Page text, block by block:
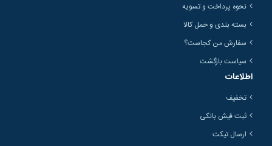
نحوه پرداخت و تسویه
بسته بندی و حمل کالا
سفارش من کجاست؟
سیاست بازگشت
اطلاعات
تخفیف
ثبت فیش بانکی
ارسال تیکت